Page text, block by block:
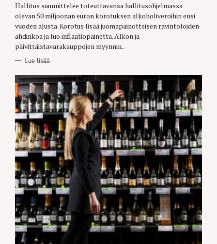
Hallitus suunnittelee toteuttavansa hallitusohjelmassa
olevan 50 miljoonan euron korotuksen alkoholiveroihin ensi
vuoden alusta. Korotus lisää juomapainotteisen ravintoloiden
ahdinkoa ja luo inflaatiopainetta. Alkon ja
päivittäistavarakauppojen myynnin..
Lue lisää